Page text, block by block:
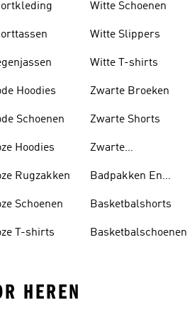
Hoodies
Schoenen
Hoodies
Rugzakken
Schoenen
T-shirts
Witte Schoenen
Witte Slippers
Witte T-shirts
Zwarte Broeken
Zwarte Shorts
Zwarte
Badpakken En
Basketbalshorts
Basketbalschoenen
HEREN